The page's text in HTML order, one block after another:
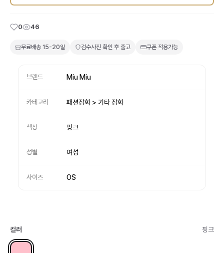
0 46
무료배송 15-20일 검수사진 확인 후 출고 쿠폰 적용가능
브랜드 Miu Miu
카테고리 패션잡화 > 기타 잡화
색상 핑크
성별 여성
사이즈 OS
컬러 핑크